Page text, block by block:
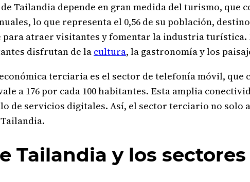
Tailandia depende en gran medida del turismo, que
lo que representa el 0,56 de su población,
para atraer visitantes y fomentar la industria
disfrutan de la cultura, la gastronomía y los
terciaria es el sector de telefonía móvil, que
a 176 por cada 100 habitantes. Esta amplia
de servicios digitales. Así, el sector terciario no solo
Tailandia y los